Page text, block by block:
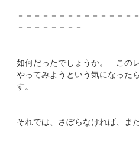
－－－－－－－－－－－－－－
－－－－－－－－
如何だったでしょうか。 この
やってみようという気になった
す。
それでは、さぼらなければ、ま